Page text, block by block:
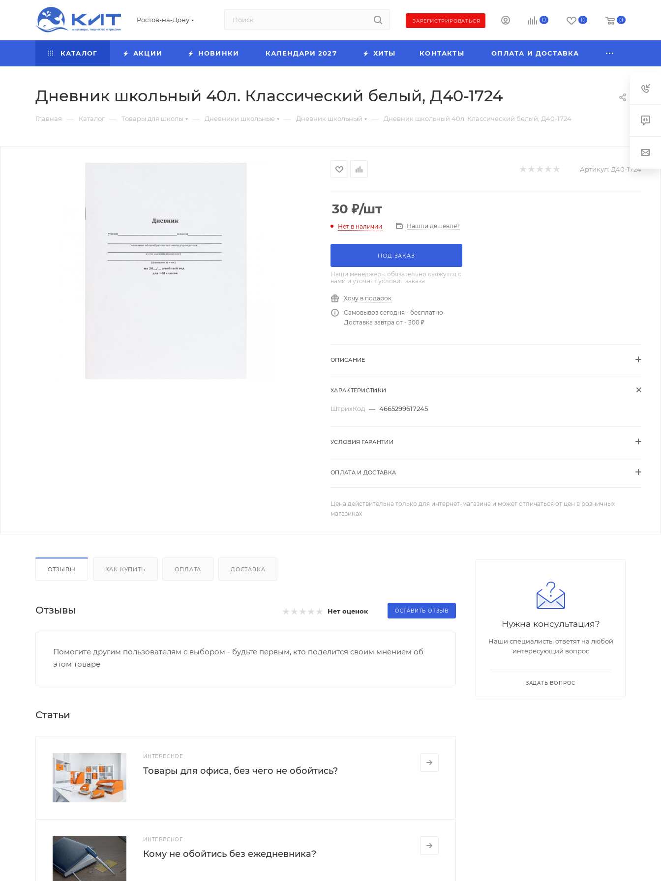
Ростов-на-Дону ЗАРЕГИСТРИРОВАТЬСЯ 0 0 0
КАТАЛОГ АКЦИИ НОВИНКИ КАЛЕНДАРИ 2027 ХИТЫ КОНТАКТЫ ОПЛАТА И ДОСТАВКА
Дневник школьный 40л. Классический белый, Д40-1724
Главная — Каталог — Товары для школы — Дневники школьные — Дневник школьный — Дневник школьный 40л. Классический белый, Д40-1724
Артикул: Д40-1724
30 ₽/шт
Нет в наличии Нашли дешевле?
ПОД ЗАКАЗ
Наши менеджеры обязательно свяжутся с
вами и уточнят условия заказа
Хочу в подарок
Самовывоз сегодня - бесплатно
Доставка завтра от - 300 ₽
ОПИСАНИЕ
ХАРАКТЕРИСТИКИ
ШтрихКод — 4665299617245
УСЛОВИЯ ГАРАНТИИ
ОПЛАТА И ДОСТАВКА
Цена действительна только для интернет-магазина и может отличаться от цен в розничных
магазинах
ОТЗЫВЫ КАК КУПИТЬ ОПЛАТА ДОСТАВКА
Отзывы Нет оценок ОСТАВИТЬ ОТЗЫВ
Помогите другим пользователям с выбором - будьте первым, кто поделится своим мнением об
этом товаре
Статьи
ИНТЕРЕСНОЕ
Товары для офиса, без чего не обойтись?
ИНТЕРЕСНОЕ
Кому не обойтись без ежедневника?
Нужна консультация?
Наши специалисты ответят на любой
интересующий вопрос
ЗАДАТЬ ВОПРОС